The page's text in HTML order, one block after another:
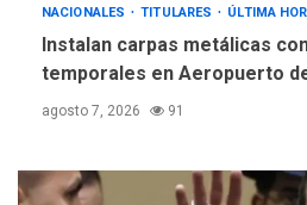
NACIONALES TITULARES ÚLTIMA
Instalan carpas metálicas
temporales en Aeropuerto
agosto 7, 2026 91